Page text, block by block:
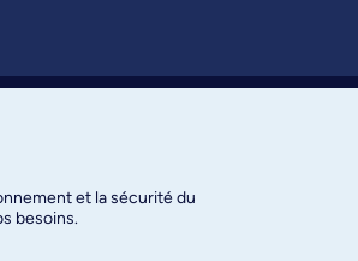
et la sécurité du
besoins.